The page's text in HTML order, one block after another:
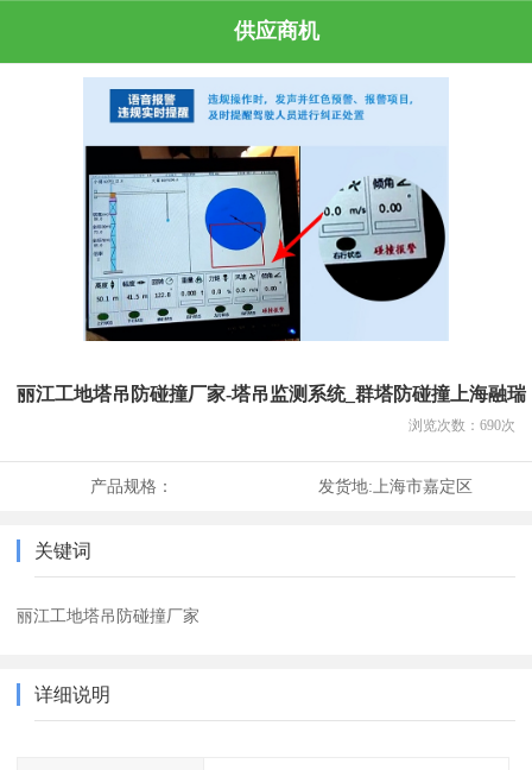
供应商机
丽江工地塔吊防碰撞厂家-塔吊监测系统_群塔防碰撞上海融瑞
浏览次数： 690次
产品规格： 发货地:上海市嘉定区
关键词
丽江工地塔吊防碰撞厂家
详细说明